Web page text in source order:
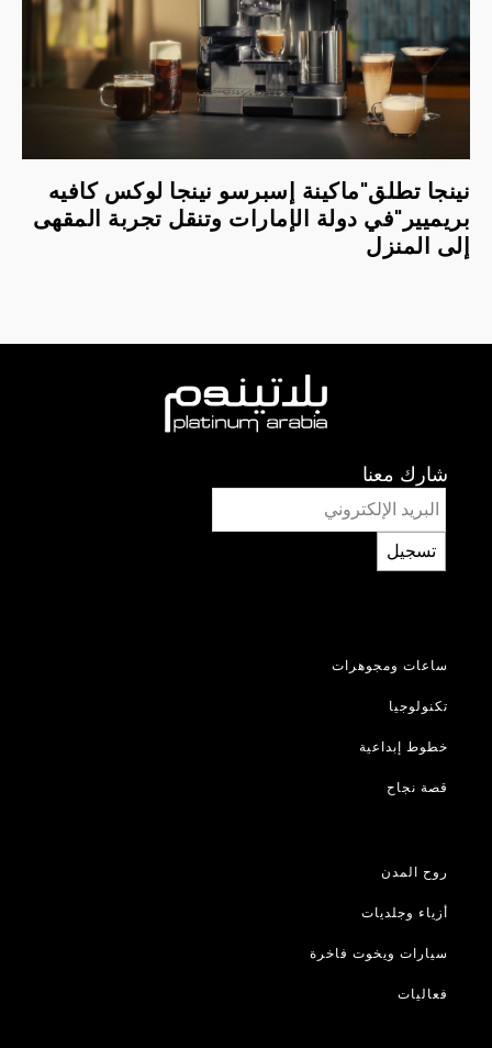
نينجا تطلق"ماكينة إسبرسو نينجا لوكس كافيه
بريميير"في دولة الإمارات وتنقل تجربة المقهى
إلى المنزل
شارك معنا
تسجيل
ساعات ومجوهرات
تكنولوجيا
خطوط إبداعية
قصة نجاح
روح المدن
أزياء وجلديات
سيارات ويخوت فاخرة
فعاليات